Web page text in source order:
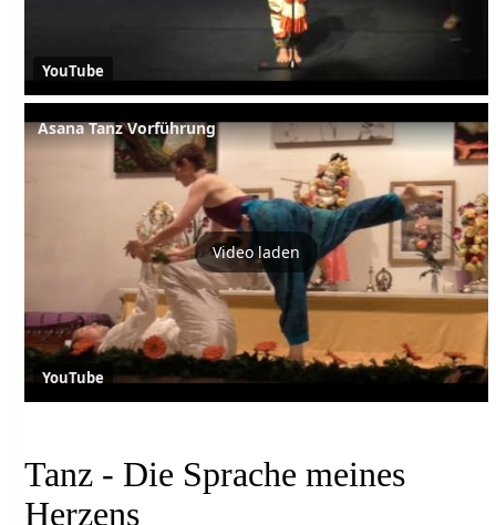
YouTube
Asana Tanz Vorführung
Video laden
YouTube
Tanz - Die Sprache meines
Herzens